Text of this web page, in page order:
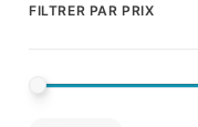
FILTRER PAR PRIX